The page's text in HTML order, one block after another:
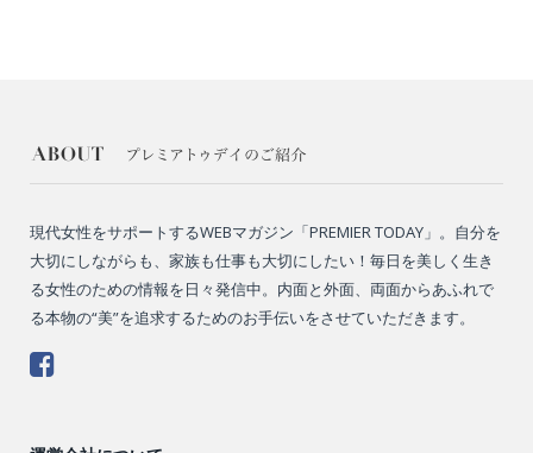
現代女性をサポートするWEBマガジン「PREMIER TODAY」。自分を
大切にしながらも、家族も仕事も大切にしたい！毎日を美しく生き
る女性のための情報を日々発信中。内面と外面、両面からあふれで
る本物の“美”を追求するためのお手伝いをさせていただきます。